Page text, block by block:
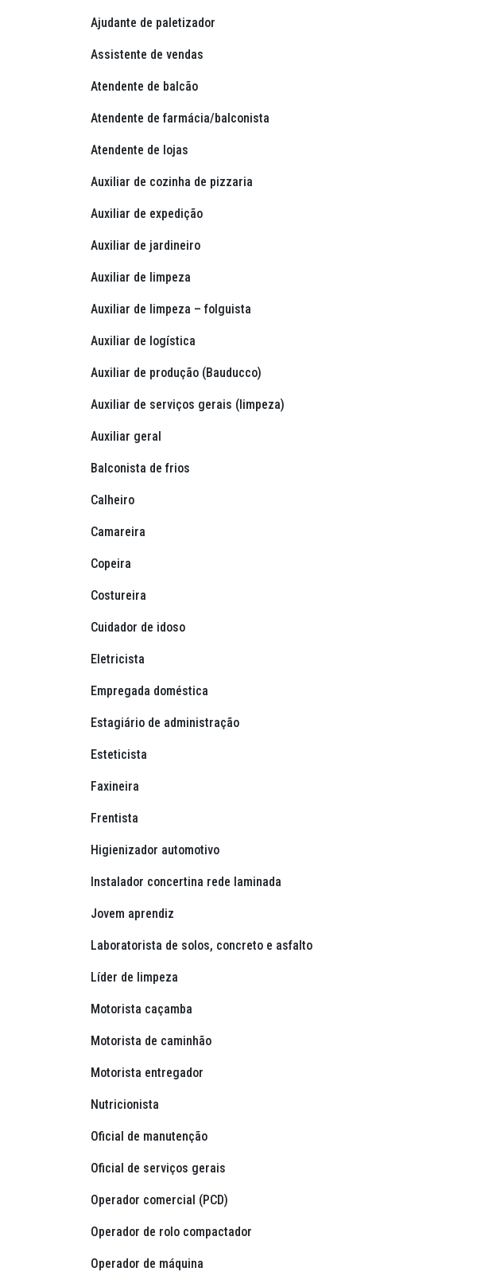
Ajudante de paletizador
Assistente de vendas
Atendente de balcão
Atendente de farmácia/balconista
Atendente de lojas
Auxiliar de cozinha de pizzaria
Auxiliar de expedição
Auxiliar de jardineiro
Auxiliar de limpeza
Auxiliar de limpeza – folguista
Auxiliar de logística
Auxiliar de produção (Bauducco)
Auxiliar de serviços gerais (limpeza)
Auxiliar geral
Balconista de frios
Calheiro
Camareira
Copeira
Costureira
Cuidador de idoso
Eletricista
Empregada doméstica
Estagiário de administração
Esteticista
Faxineira
Frentista
Higienizador automotivo
Instalador concertina rede laminada
Jovem aprendiz
Laboratorista de solos, concreto e asfalto
Líder de limpeza
Motorista caçamba
Motorista de caminhão
Motorista entregador
Nutricionista
Oficial de manutenção
Oficial de serviços gerais
Operador comercial (PCD)
Operador de rolo compactador
Operador de máquina